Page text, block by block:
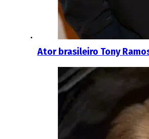
Ator brasileiro Tony